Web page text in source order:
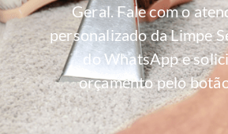
Geral. Fale com o
personalizado da Limpe
do WhatsApp e
orçamento pelo